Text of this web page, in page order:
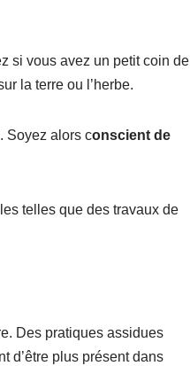
si vous avez un petit coin de
la terre ou l’herbe.
Soyez alors conscient de
telles que des travaux de
Des pratiques assidues
d’être plus présent dans